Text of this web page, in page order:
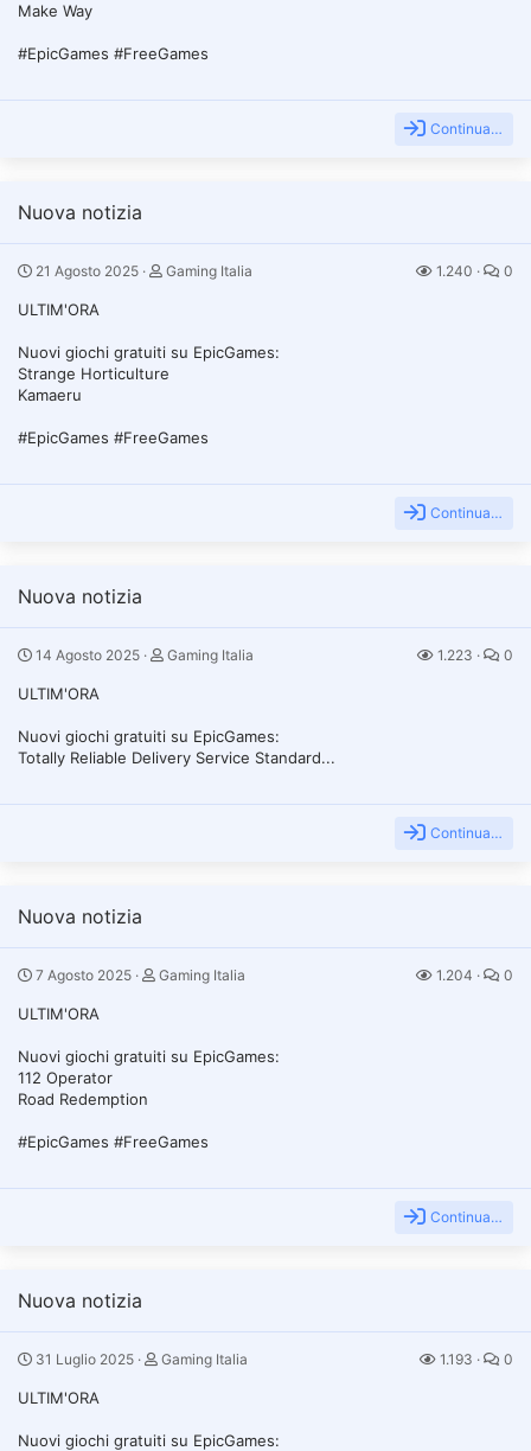
Make Way
#EpicGames #FreeGames
Continua…
Nuova notizia
21 Agosto 2025 Gaming Italia 1.240 0
ULTIM'ORA
Nuovi giochi gratuiti su EpicGames:
Strange Horticulture
Kamaeru
#EpicGames #FreeGames
Continua…
Nuova notizia
14 Agosto 2025 Gaming Italia 1.223 0
ULTIM'ORA
Nuovi giochi gratuiti su EpicGames:
Totally Reliable Delivery Service Standard...
Continua…
Nuova notizia
7 Agosto 2025 Gaming Italia 1.204 0
ULTIM'ORA
Nuovi giochi gratuiti su EpicGames:
112 Operator
Road Redemption
#EpicGames #FreeGames
Continua…
Nuova notizia
31 Luglio 2025 Gaming Italia 1.193 0
ULTIM'ORA
Nuovi giochi gratuiti su EpicGames: